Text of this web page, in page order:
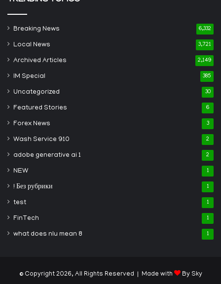
Breaking News 6,332
Local News 3,721
Archived Articles 2,149
IM Special 385
Uncategorized 30
Featured Stories 6
Forex News 3
Wash Service 910 2
adobe generative ai 1 2
NEW 1
! Без рубрики 1
test 1
FinTech 1
what does nlu mean 8 1
© Copyright 2026, All Rights Reserved | Made with By Sky